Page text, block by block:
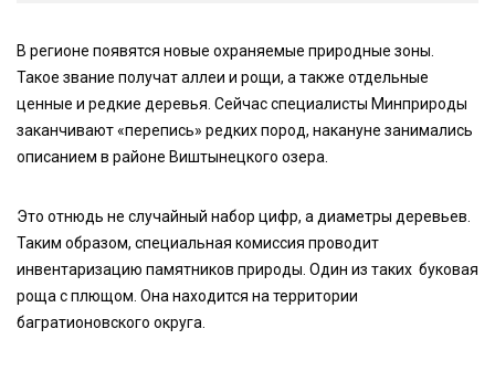
В регионе появятся новые охраняемые природные зоны.
Такое звание получат аллеи и рощи, а также отдельные
ценные и редкие деревья. Сейчас специалисты Минприроды
заканчивают «перепись» редких пород, накануне занимались
описанием в районе Виштынецкого озера.
Это отнюдь не случайный набор цифр, а диаметры деревьев.
Таким образом, специальная комиссия проводит
инвентаризацию памятников природы. Один из таких буковая
роща с плющом. Она находится на территории
багратионовского округа.